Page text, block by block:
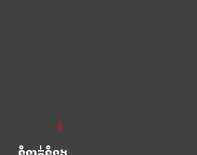
ខ្លឹម ខ្លី រហ័ស